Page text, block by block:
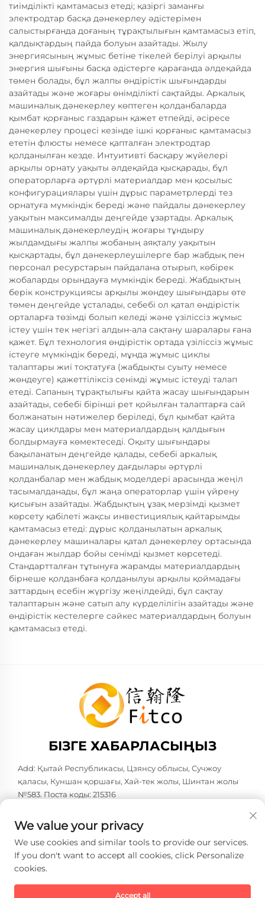
тиімділікті қамтамасыз етеді; қазіргі заманғы
электродтар басқа дәнекерлеу әдістерімен
салыстырғанда доғаның тұрақтылығын қамтамасыз етіп,
қалдықтардың пайда болуын азайтады. Жылу
энергиясының жұмыс бетіне тікелей берілуі арқылы
энергия шығыны басқа әдістерге қарағанда әлдеқайда
төмен болады, бұл жалпы өндірістік шығындарды
азайтады және жоғары өнімділікті сақтайды. Аркалық
машиналық дәнекерлеу көптеген қолданбаларда
қымбат қорғаныс газдарын қажет етпейді, әсіресе
дәнекерлеу процесі кезінде ішкі қорғаныс қамтамасыз
ететін флюсты немесе қапталған электродтар
қолданылған кезде. Интуитивті басқару жүйелері
арқылы орнату уақыты әлдеқайда қысқарады, бұл
операторларға әртүрлі материалдар мен қосылыс
конфигурациялары үшін дұрыс параметрлерді тез
орнатуға мүмкіндік береді және пайдалы дәнекерлеу
уақытын максималды деңгейде ұзартады. Аркалық
машиналық дәнекерлеудің жоғары тұндыру
жылдамдығы жалпы жобаның аяқталу уақытын
қысқартады, бұл дәнекерлеушілерге бар жабдық пен
персонал ресурстарын пайдалана отырып, көбірек
жобаларды орындауға мүмкіндік береді. Жабдықтың
берік конструкциясы арқылы жөндеу шығындары өте
төмен деңгейде ұсталады, себебі ол қатал өндірістік
орталарға төзімді болып келеді және үзіліссіз жұмыс
істеу үшін тек негізгі алдын-ала сақтану шаралары ғана
қажет. Бұл технология өндірістік ортада үзіліссіз жұмыс
істеуге мүмкіндік береді, мұнда жұмыс циклы
талаптары жиі тоқтатуға (жабдықты суыту немесе
жөндеуге) қажеттіліксіз сенімді жұмыс істеуді талап
етеді. Сапаның тұрақтылығы қайта жасау шығындарын
азайтады, себебі бірінші рет қойылған талаптарға сай
болжанатын нәтижелер беріледі, бұл қымбат қайта
жасау циклдары мен материалдардың қалдығын
болдырмауға көмектеседі. Оқыту шығындары
бақыланатын деңгейде қалады, себебі аркалық
машиналық дәнекерлеу дағдылары әртүрлі
қолданбалар мен жабдық моделдері арасында жеңіл
тасымалданады, бұл жаңа операторлар үшін үйрену
қисығын азайтады. Жабдықтың ұзақ мерзімді қызмет
көрсету қабілеті жақсы инвестициялық қайтарымды
қамтамасыз етеді: дұрыс қолданылатын аркалық
дәнекерлеу машиналары қатал дәнекерлеу ортасында
ондаған жылдар бойы сенімді қызмет көрсетеді.
Стандартталған тұтынуға жарамды материалдардың
бірнеше қолданбаға қолданылуы арқылы қоймадағы
заттардың есебін жүргізу жеңілдейді, бұл сақтау
талаптарын және сатып алу күрделілігін азайтады және
өндірістік кестелерге сәйкес материалдардың болуын
қамтамасыз етеді.
БІЗГЕ ХАБАРЛАСЫҢЫЗ
Add: Қытай Республикасы, Цзянсу облысы, Сучжоу
қаласы, Куншан қоршағы, Хай-тек жолы, Шинтан жолы
№583. Поста коды: 215316
Электрондық пошта:
[email protected]
Copyright © 2026 Faith-Han Intelligent Technology Co., Ltd.
саясаты
We value your privacy
We use cookies and similar tools to provide our services.
If you don't want to accept all cookies, click Personalize
cookies.
Accept all